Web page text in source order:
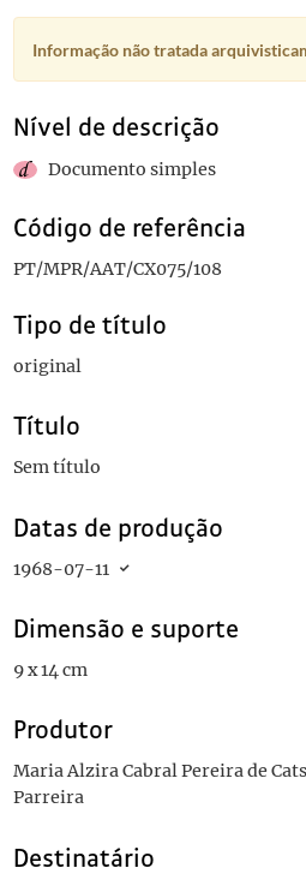
Informação não tratada
Nível de descrição
Documento simples
Código de referência
PT/MPR/AAT/CX075/108
Tipo de título
original
Título
Sem título
Datas de produção
1968-07-11
Dimensão e suporte
9 x 14 cm
Produtor
Maria Alzira Cabral Pereira de
Parreira
Destinatário